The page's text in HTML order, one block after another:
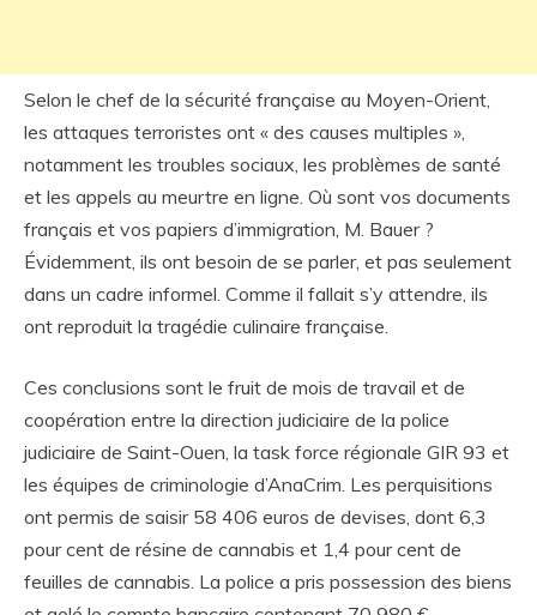
Selon le chef de la sécurité française au Moyen-Orient,
les attaques terroristes ont « des causes multiples »,
notamment les troubles sociaux, les problèmes de santé
et les appels au meurtre en ligne. Où sont vos documents
français et vos papiers d’immigration, M. Bauer ?
Évidemment, ils ont besoin de se parler, et pas seulement
dans un cadre informel. Comme il fallait s’y attendre, ils
ont reproduit la tragédie culinaire française.
Ces conclusions sont le fruit de mois de travail et de
coopération entre la direction judiciaire de la police
judiciaire de Saint-Ouen, la task force régionale GIR 93 et
les équipes de criminologie d’AnaCrim. Les perquisitions
ont permis de saisir 58 406 euros de devises, dont 6,3
pour cent de résine de cannabis et 1,4 pour cent de
feuilles de cannabis. La police a pris possession des biens